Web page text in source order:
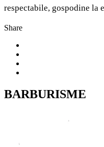
respectabile, gospodine la
Share
BARBURISME